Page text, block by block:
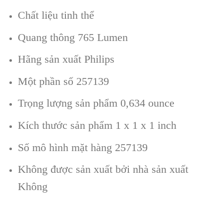
Chất liệu tinh thể
Quang thông 765 Lumen
Hãng sản xuất Philips
Một phần số 257139
Trọng lượng sản phẩm 0,634 ounce
Kích thước sản phẩm 1 x 1 x 1 inch
Số mô hình mặt hàng 257139
Không được sản xuất bởi nhà sản xuất
Không